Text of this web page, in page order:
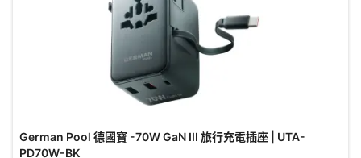
German Pool 德國寶 -70W GaN III 旅行充電插座 | UTA-
PD70W-BK